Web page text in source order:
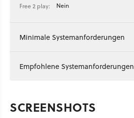
Free 2 play:
Nein
Minimale Systemanforderungen
Empfohlene Systemanforderungen
SCREENSHOTS